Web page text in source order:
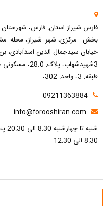
فارس شیراز استان: فارس، شهرستان
بخش : مرکزی، شهر: شیراز، محله:
خیابان سیدجمال الدین اسدآبادی،
3شهیدشهاب، پلاک:
طبقه: 3، واحد: 302،
09211363884
info@forooshiran.com
شنبه
8:30 الی 12:30